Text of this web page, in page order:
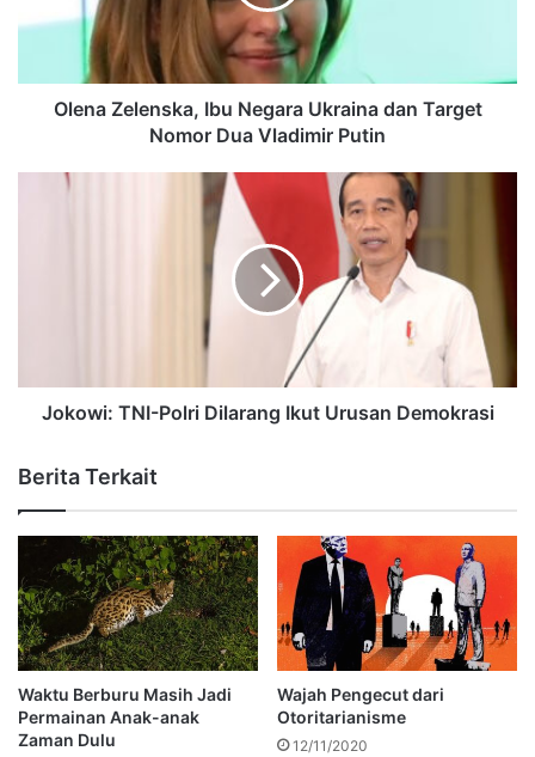
Olena Zelenska, Ibu Negara Ukraina dan Target
Nomor Dua Vladimir Putin
Jokowi: TNI-Polri Dilarang Ikut Urusan Demokrasi
Berita Terkait
Waktu Berburu Masih Jadi
Permainan Anak-anak
Zaman Dulu
Wajah Pengecut dari
Otoritarianisme
12/11/2020